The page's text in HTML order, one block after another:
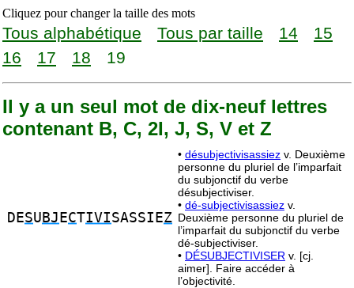
Cliquez pour changer la taille des mots
Tous alphabétique Tous par taille 14
15
16
17 18 19
Il y a un seul mot de dix-neuf lettres
contenant B, C, 2I, J, S, V et Z
DESU BJ ECTIVISASSIEZ
• désubjectivisassiez v. Deuxième
personne du pluriel de l’imparfait
du subjonctif du verbe
désubjectiviser.
• dé-subjectivisassiez v.
Deuxième personne du pluriel de
l’imparfait du subjonctif du verbe
dé-subjectiviser.
• DÉSUBJECTIVISER v. [cj.
aimer]. Faire accéder à
l’objectivité.